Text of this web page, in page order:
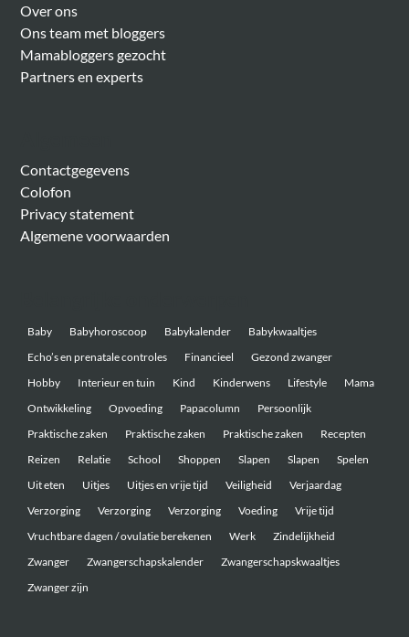
Over ons
Ons team met bloggers
Mamabloggers gezocht
Partners en experts
Contactgegevens
Colofon
Privacy statement
Algemene voorwaarden
Baby Babyhoroscoop Babykalender
Babykwaaltjes
Echo’s en prenatale controles
Financieel
Gezond zwanger
Hobby
Interieur en tuin Kind Kinderwens Lifestyle
Mama
Ontwikkeling
Opvoeding Papacolumn
Persoonlijk
Praktische zaken
Praktische zaken Praktische zaken
Recepten
Reizen
Relatie School Shoppen Slapen Slapen
Spelen
Uit eten
Uitjes Uitjes en vrije tijd Veiligheid
Verjaardag
Verzorging
Verzorging Verzorging Voeding
Vrije tijd
Vruchtbare dagen / ovulatie berekenen
Werk
Zindelijkheid
Zwanger
Zwangerschapskalender
Zwangerschapskwaaltjes
Zwanger zijn